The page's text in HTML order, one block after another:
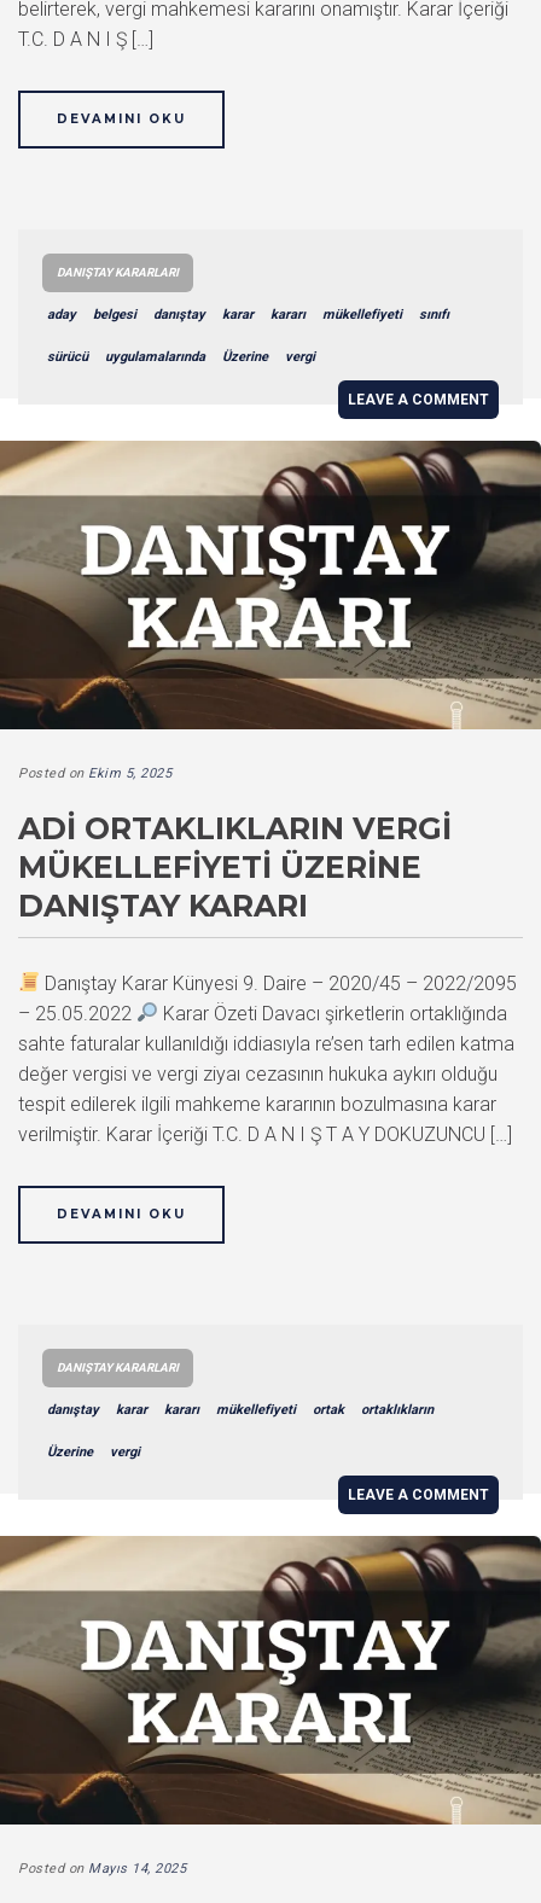
belirterek, vergi mahkemesi kararını onamıştır. Karar İçeriği
T.C. D A N I Ş […]
DEVAMINI OKU
DANIŞTAY KARARLARI
aday belgesi danıştay karar kararı mükellefiyeti sınıfı
sürücü uygulamalarında Üzerine vergi
LEAVE A COMMENT
Posted on Ekim 5, 2025
ADI ORTAKLIKLARIN VERGI
MÜKELLEFIYETI ÜZERINE
DANIŞTAY KARARI
Danıştay Karar Künyesi 9. Daire – 2020/45 – 2022/2095
– 25.05.2022
Karar Özeti Davacı şirketlerin ortaklığında
sahte faturalar kullanıldığı iddiasıyla re’sen tarh edilen katma
değer vergisi ve vergi ziyaı cezasının hukuka aykırı olduğu
tespit edilerek ilgili mahkeme kararının bozulmasına karar
verilmiştir. Karar İçeriği T.C. D A N I Ş T A Y DOKUZUNCU […]
DEVAMINI OKU
DANIŞTAY KARARLARI
danıştay karar kararı mükellefiyeti ortak ortaklıkların
Üzerine vergi
LEAVE A COMMENT
Posted on Mayıs 14, 2025